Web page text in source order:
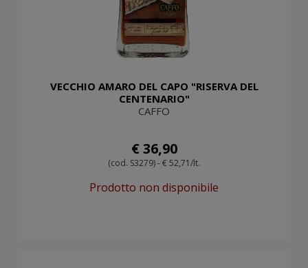
VECCHIO AMARO DEL CAPO "RISERVA DEL
CENTENARIO"
CAFFO
€ 36,90
(cod. S3279) - € 52,71/lt.
Prodotto non disponibile